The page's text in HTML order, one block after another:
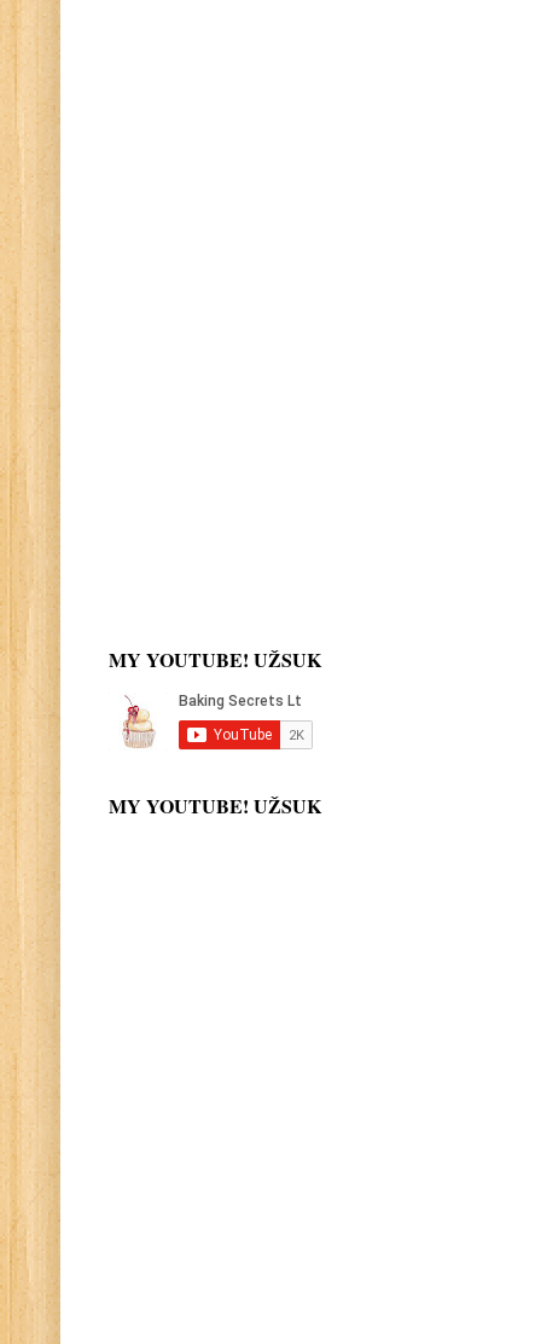
MY YOUTUBE! UŽSUK
MY YOUTUBE! UŽSUK